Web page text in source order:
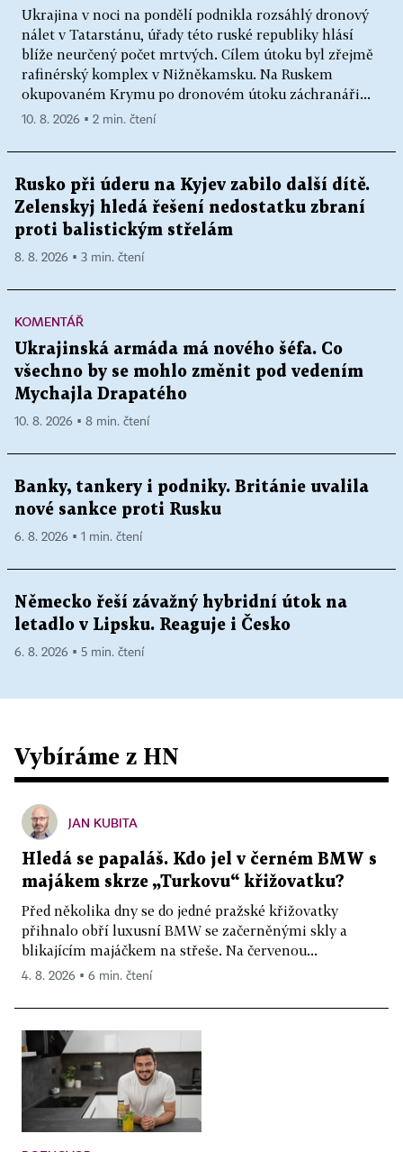
Ukrajina v noci na pondělí podnikla rozsáhlý dronový
nálet v Tatarstánu, úřady této ruské republiky hlásí
blíže neurčený počet mrtvých. Cílem útoku byl zřejmě
rafinérský komplex v Nižněkamsku. Na Ruskem
okupovaném Krymu po dronovém útoku záchranáři...
10. 8. 2026 ▪ 2 min. čtení
Rusko při úderu na Kyjev zabilo další dítě.
Zelenskyj hledá řešení nedostatku zbraní
proti balistickým střelám
8. 8. 2026 ▪ 3 min. čtení
KOMENTÁŘ
Ukrajinská armáda má nového šéfa. Co
všechno by se mohlo změnit pod vedením
Mychajla Drapatého
10. 8. 2026 ▪ 8 min. čtení
Banky, tankery i podniky. Británie uvalila
nové sankce proti Rusku
6. 8. 2026 ▪ 1 min. čtení
Německo řeší závažný hybridní útok na
letadlo v Lipsku. Reaguje i Česko
6. 8. 2026 ▪ 5 min. čtení
Vybíráme z HN
JAN KUBITA
Hledá se papaláš. Kdo jel v černém BMW s
majákem skrze „Turkovu“ křižovatku?
Před několika dny se do jedné pražské křižovatky
přihnalo obří luxusní BMW se začerněnými skly a
blikajícím majáčkem na střeše. Na červenou...
4. 8. 2026 ▪ 6 min. čtení